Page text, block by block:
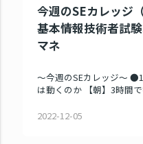
今週のSEカレッジ
基本情報技術者試
マネ
～今週のSEカレッジ～
は動くのか 【朝】3時間
2022-12-05